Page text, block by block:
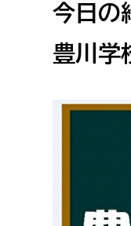
高校生・
今日の
豊川学